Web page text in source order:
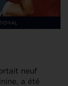
neuf
a été